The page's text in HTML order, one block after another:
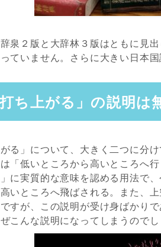
泉２版と大辞林３版はともに見
ていません。さらに大きい日本
打ち上がる」の説明は
る」について、大きく二つに分
「低いところから高いところへ
に実質的な意味を認める用法で
いところへ飛ばされる。また、
すが、この説明が受け身ばかり
こんな説明になってしまうのでし